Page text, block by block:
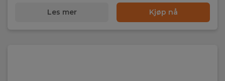
Les mer Kjøp nå